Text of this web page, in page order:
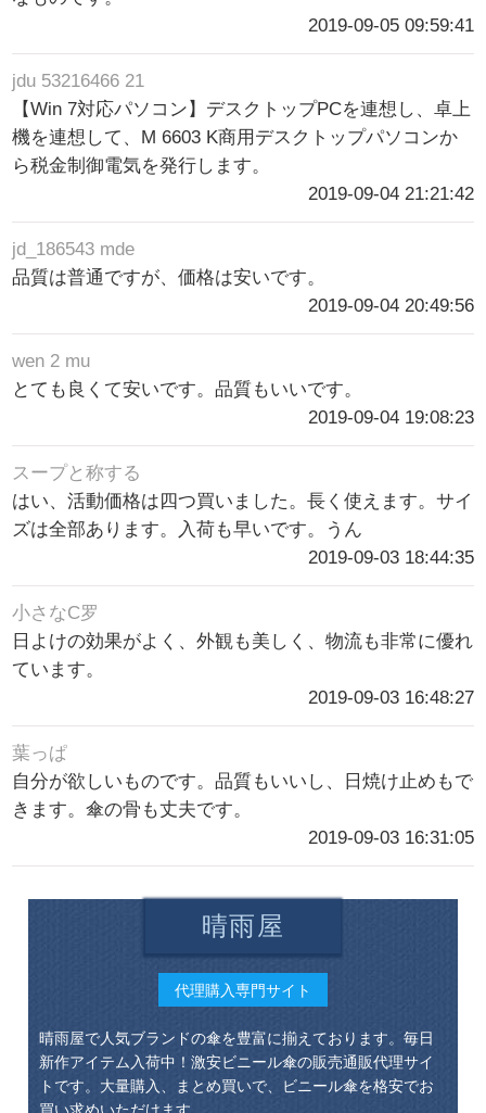
2019-09-05 09:59:41
jdu 53216466 21
【Win 7対応パソコン】デスクトップPCを連想し、卓上
機を連想して、M 6603 K商用デスクトップパソコンか
ら税金制御電気を発行します。
2019-09-04 21:21:42
jd_186543 mde
品質は普通ですが、価格は安いです。
2019-09-04 20:49:56
wen 2 mu
とても良くて安いです。品質もいいです。
2019-09-04 19:08:23
スープと称する
はい、活動価格は四つ買いました。長く使えます。サイ
ズは全部あります。入荷も早いです。うん
2019-09-03 18:44:35
小さなC罗
日よけの効果がよく、外観も美しく、物流も非常に優れ
ています。
2019-09-03 16:48:27
葉っぱ
自分が欲しいものです。品質もいいし、日焼け止めもで
きます。傘の骨も丈夫です。
2019-09-03 16:31:05
晴雨屋
代理購入専門サイト
晴雨屋で人気ブランドの傘を豊富に揃えております。毎日
新作アイテム入荷中！激安ビニール傘の販売通販代理サイ
トです。大量購入、まとめ買いで、ビニール傘を格安でお